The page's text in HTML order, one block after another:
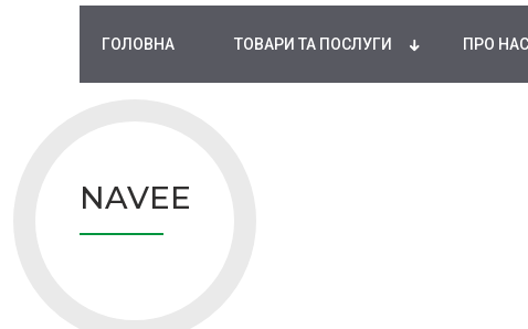
ГОЛОВНА ТОВАРИ ТА ПОСЛУГИ ПРО НАС
NAVEE